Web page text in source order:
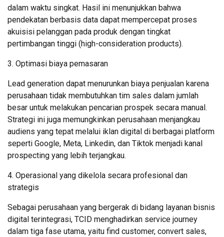
dalam waktu singkat. Hasil ini menunjukkan bahwa
pendekatan berbasis data dapat mempercepat proses
akuisisi pelanggan pada produk dengan tingkat
pertimbangan tinggi (high-consideration products).
3. Optimasi biaya pemasaran
Lead generation dapat menurunkan biaya penjualan karena
perusahaan tidak membutuhkan tim sales dalam jumlah
besar untuk melakukan pencarian prospek secara manual.
Strategi ini juga memungkinkan perusahaan menjangkau
audiens yang tepat melalui iklan digital di berbagai platform
seperti Google, Meta, Linkedin, dan Tiktok menjadi kanal
prospecting yang lebih terjangkau.
4. Operasional yang dikelola secara profesional dan
strategis
Sebagai perusahaan yang bergerak di bidang layanan bisnis
digital terintegrasi, TCID menghadirkan service journey
dalam tiga fase utama, yaitu find customer, convert sales,